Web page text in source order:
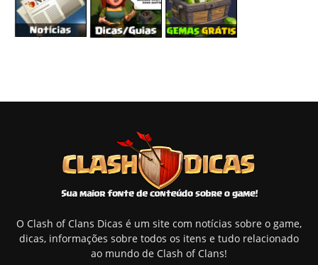
O Clash of Clans Dicas é um site com notícias sobre o game,
dicas, informações sobre todos os itens e tudo relacionado
ao mundo de Clash of Clans!